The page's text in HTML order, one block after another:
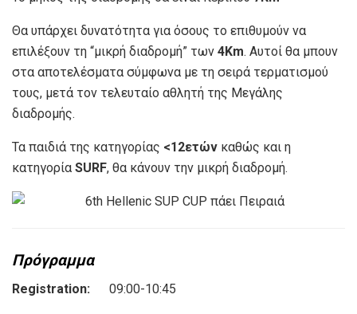
Θα υπάρχει δυνατότητα για όσους το επιθυμούν να
επιλέξουν τη “μικρή διαδρομή” των 4Km. Αυτοί θα μπουν
στα αποτελέσματα σύμφωνα με τη σειρά τερματισμού
τους, μετά τον τελευταίο αθλητή της Μεγάλης
διαδρομής.
Τα παιδιά της κατηγορίας <12ετών καθώς και η
κατηγορία SURF, θα κάνουν την μικρή διαδρομή.
Πρόγραμμα
Registration: 09:00-10:45